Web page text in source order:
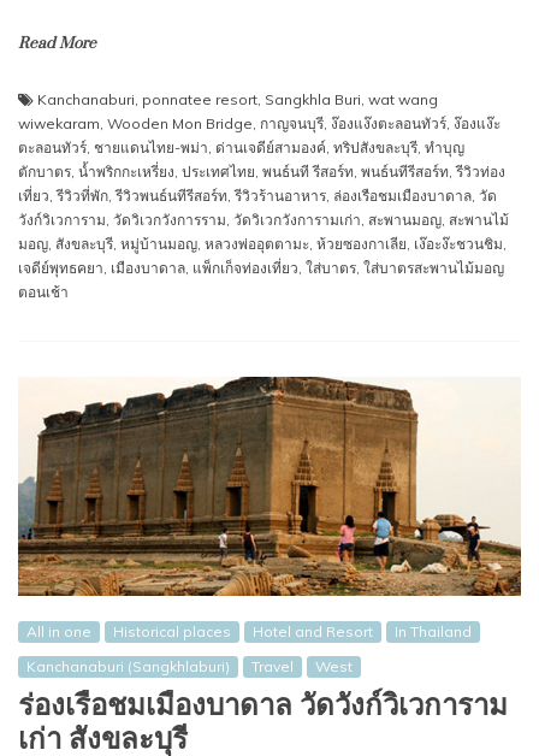
Read More
Kanchanaburi, ponnatee resort, Sangkhla Buri, wat wang
wiwekaram, Wooden Mon Bridge, กาญจนบุรี, ง๊องแง๊งตะลอนทัวร์, ง๊องแง๊ะ
ตะลอนทัวร์, ชายแดนไทย-พม่า, ด่านเจดีย์สามองค์, ทริปสังขละบุรี, ทำบุญ
ตักบาตร, น้ำพริกกะเหรี่ยง, ประเทศไทย, พนธ์นที รีสอร์ท, พนธ์นทีรีสอร์ท,รีวิวท่อง
เที่ยว,รีวิวที่พัก,รีวิวพนธ์นทีรีสอร์ท,รีวิวร้านอาหาร, ล่องเรือชมเมืองบาดาล, วัด
วังก์วิเวการาม, วัดวิเวกวังการราม, วัดวิเวกวังการามเก่า, สะพานมอญ, สะพานไม้
มอญ, สังขละบุรี, หมู่บ้านมอญ, หลวงพ่ออุตตามะ, ห้วยซองกาเลีย, เง๊อะง๊ะชวนชิม,
เจดีย์พุทธคยา, เมืองบาดาล, แพ็กเก็จท่องเที่ยว, ใส่บาตร, ใส่บาตรสะพานไม้มอญ
ตอนเช้า
All in one Historical places Hotel and Resort
In Thailand
Kanchanaburi (Sangkhlaburi)
Travel West
ร่องเรือชมเมืองบาดาล วัดวังก์วิเวการาม
เก่า สังขละบุรี